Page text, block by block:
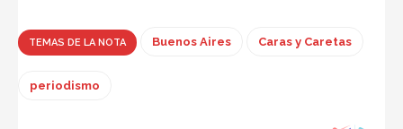
TEMAS DE LA NOTA Buenos Aires Caras y Caretas
periodismo